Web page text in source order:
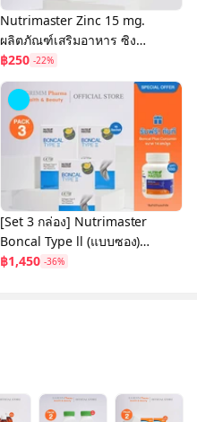
Nutrimaster Zinc 15 mg.
ผลิตภัณฑ์เสริมอาหาร ซิงค์
เสริมภูมิคุ้มกัน บำรุงผิว ผม
เล็บ
฿250 -22%
[Set 3 กล่อง] Nutrimaster
Boncal Type ll (แบบซอง)
ชะลอข้อเสื่อม และบรรเทา
฿1,450 -36%